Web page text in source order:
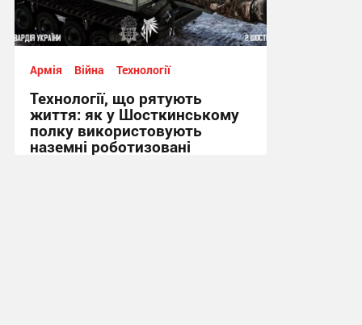
Армія Війна Технології
Технології, що рятують
життя: як у Шосткинському
полку використовують
наземні роботизовані